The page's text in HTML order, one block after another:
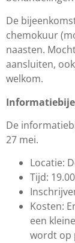
De
chemokuur
naasten.
aansluiten,
welkom.
De
27 mei.
Locatie:
Tijd:
Kosten:
een
wordt op